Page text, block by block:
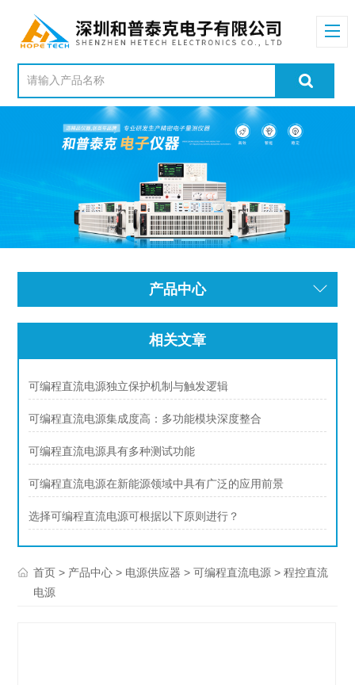
产品中心
相关文章
可编程直流电源独立保护机制与触发逻辑
可编程直流电源集成度高：多功能模块深度整合
可编程直流电源具有多种测试功能
可编程直流电源在新能源领域中具有广泛的应用前景
选择可编程直流电源可根据以下原则进行？
首页 > 产品中心 > 电源供应器 >可编程直流电源 > 程控直流
电源